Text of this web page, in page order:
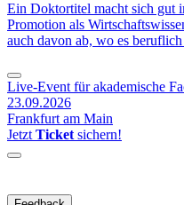
Ein Doktortitel macht sich gut
Promotion als
auch davon ab, wo es
Live-Event für akademische
23.09.2026
Frankfurt am Main
Jetzt Ticket sichern!